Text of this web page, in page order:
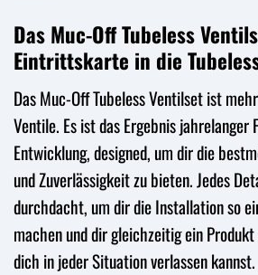
Das Muc-Off Tubeless
Eintrittskarte in die
Das Muc-Off Tubeless Ventilset ist
Ventile. Es ist das Ergebnis jahrelanger
Entwicklung, designed, um dir die
und Zuverlässigkeit zu bieten. Jedes
durchdacht, um dir die Installation so
machen und dir gleichzeitig ein
dich in jeder Situation verlassen kannst.